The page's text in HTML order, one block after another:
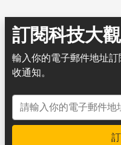
訂閱科技大
輸入你的電子郵件地址
收通知。
電子郵件地址